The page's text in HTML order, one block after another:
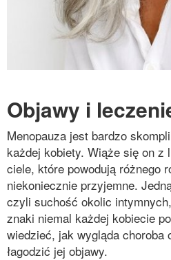
Objawy i
Menopauza jest bardzo
każdej kobiety. Wiąże się on z
ciele, które powodują różnego
niekoniecznie przyjemne.
czyli suchość okolic
znaki niemal każdej kobiecie
wiedzieć, jak wygląda choroba
łagodzić jej objawy.